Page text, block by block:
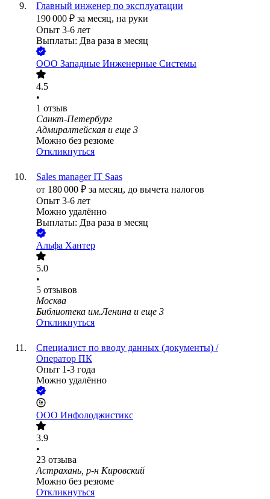
Главный инженер по эксплуатации
190 000 ₽ за месяц, на руки
Опыт 3-6 лет
Выплаты: Два раза в месяц
ООО Западные Инженерные Системы
4.5
•
1 отзыв
Санкт-Петербург
Адмиралтейская и еще 3
Можно без резюме
Откликнуться
Sales manager IT Saas
от 180 000 ₽ за месяц, до вычета налогов
Опыт 3-6 лет
Можно удалённо
Выплаты: Два раза в месяц
Альфа Хантер
5.0
•
5 отзывов
Москва
Библиотека им.Ленина и еще 3
Откликнуться
Специалист по вводу данных (документы) /
Оператор ПК
Опыт 1-3 года
Можно удалённо
ООО Инфолоджистикс
3.9
•
23 отзыва
Астрахань, р-н Кировский
Можно без резюме
Откликнуться